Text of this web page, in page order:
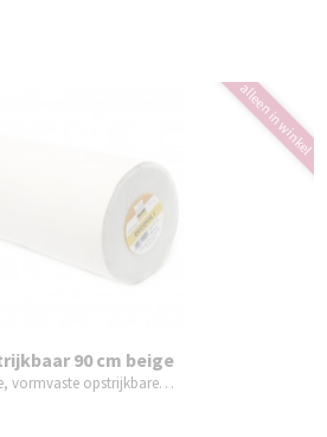
alleen in winkel
90 cm beige
vormvaste opstrijkbare…